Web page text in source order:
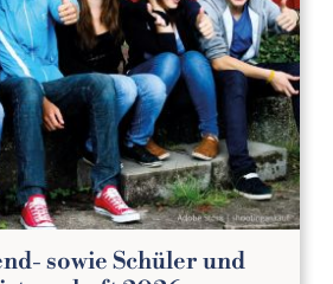
sowie Schüler und